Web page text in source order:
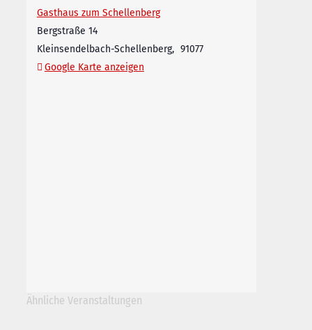
Gasthaus zum Schellenberg
Bergstraße 14
Kleinsendelbach-Schellenberg, 91077
Google Karte anzeigen
Ähnliche Veranstaltungen